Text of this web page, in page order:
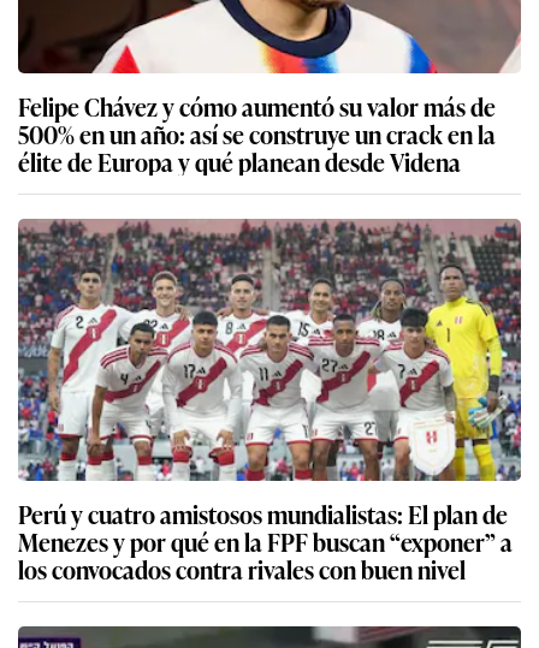
Felipe Chávez y cómo aumentó su valor más de
500% en un año: así se construye un crack en la
élite de Europa y qué planean desde Videna
Perú y cuatro amistosos mundialistas: El plan de
Menezes y por qué en la FPF buscan “exponer” a
los convocados contra rivales con buen nivel